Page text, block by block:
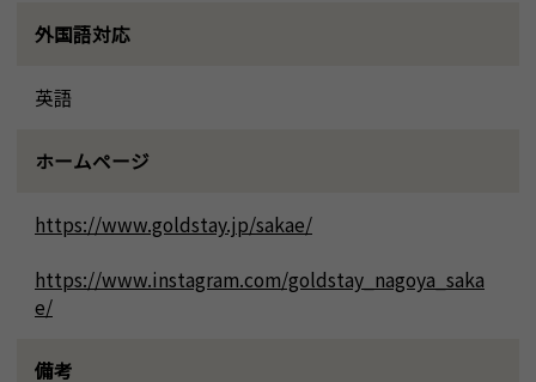
外国語対応
英語
ホームページ
https://www.goldstay.jp/sakae/
https://www.instagram.com/goldstay_nagoya_saka
e/
備考